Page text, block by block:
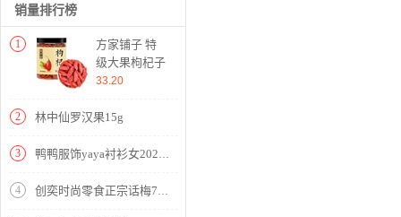
销量排行榜
1
方家铺子 特
级大果枸杞子
200g/罐 红枸
特产植物苟杞
33.20
2 林中仙罗汉果15g
3 鸭鸭服饰yaya衬衫女2020女装夏季新款韩版显瘦气质修身时尚纯色衬衫女 米色 请选择正确尺码
4 创奕时尚零食正宗话梅75g